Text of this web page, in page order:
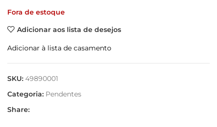
Fora de estoque
Adicionar aos lista de desejos
Adicionar à lista de casamento
SKU: 49890001
Categoria: Pendentes
Share: